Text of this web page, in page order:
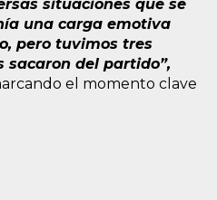
situaciones que se
una carga emotiva
pero tuvimos tres
sacaron del partido”,
el momento clave